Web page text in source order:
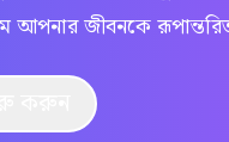
আপনার জীবনকে